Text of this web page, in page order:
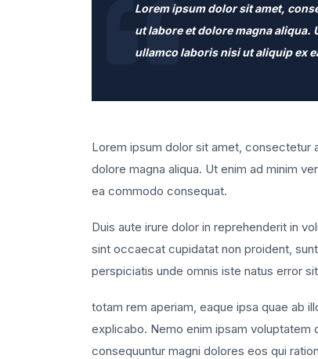
Lorem ipsum dolor sit amet,
ut labore et dolore magna
ullamco laboris nisi ut aliquip ex
Lorem ipsum dolor sit amet, consectetur
dolore magna aliqua. Ut enim ad minim
ea commodo consequat.
Duis aute irure dolor in reprehenderit in
sint occaecat cupidatat non proident,
perspiciatis unde omnis iste natus error
totam rem aperiam, eaque ipsa quae ab
explicabo. Nemo enim ipsam voluptatem
consequuntur magni dolores eos qui